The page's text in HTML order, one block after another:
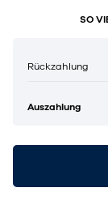
SO
Rückzahlung
Auszahlung